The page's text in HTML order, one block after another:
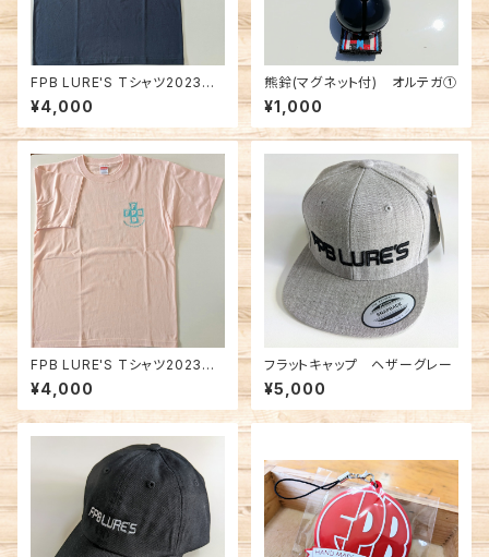
FPB LURE'S Tシャツ2023
ネイビー
¥4,000
熊鈴(マグネット付) オルテガ①
¥1,000
FPB LURE'S Tシャツ2023
ライトピンク
¥4,000
フラットキャップ ヘザーグレー
¥5,000